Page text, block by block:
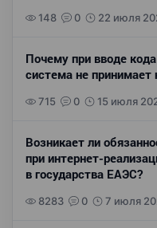
148 0 22 июля
Почему при вводе
система не принимает
715 0 15 июля
Возникает ли
при интернет-
в государства ЕАЭС?
8283 0 7 июля